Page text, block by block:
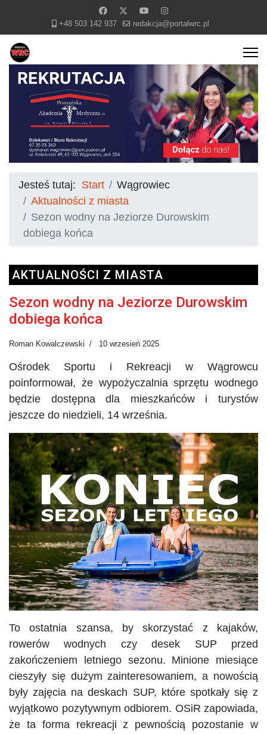
+48 503 142 937 redakcja@portalwrc.pl
Jesteś tutaj: Start
Wągrowiec
Aktualności z miasta
Sezon wodny na Jeziorze Durowskim
dobiega końca
AKTUALNOŚCI Z MIASTA
Sezon wodny na Jeziorze Durowskim
dobiega końca
Roman Kowalczewski 10 wrzesień 2025
Ośrodek Sportu i Rekreacji w Wągrowcu
poinformował, że wypożyczalnia sprzętu wodnego
będzie dostępna dla mieszkańców i turystów
jeszcze do niedzieli, 14 września.
To ostatnia szansa, by skorzystać z kajaków,
rowerów wodnych czy desek SUP przed
zakończeniem letniego sezonu. Minione miesiące
cieszyły się dużym zainteresowaniem, a nowością
były zajęcia na deskach SUP, które spotkały się z
wyjątkowo pozytywnym odbiorem. OSiR zapowiada,
że ta forma rekreacji z pewnością pozostanie w